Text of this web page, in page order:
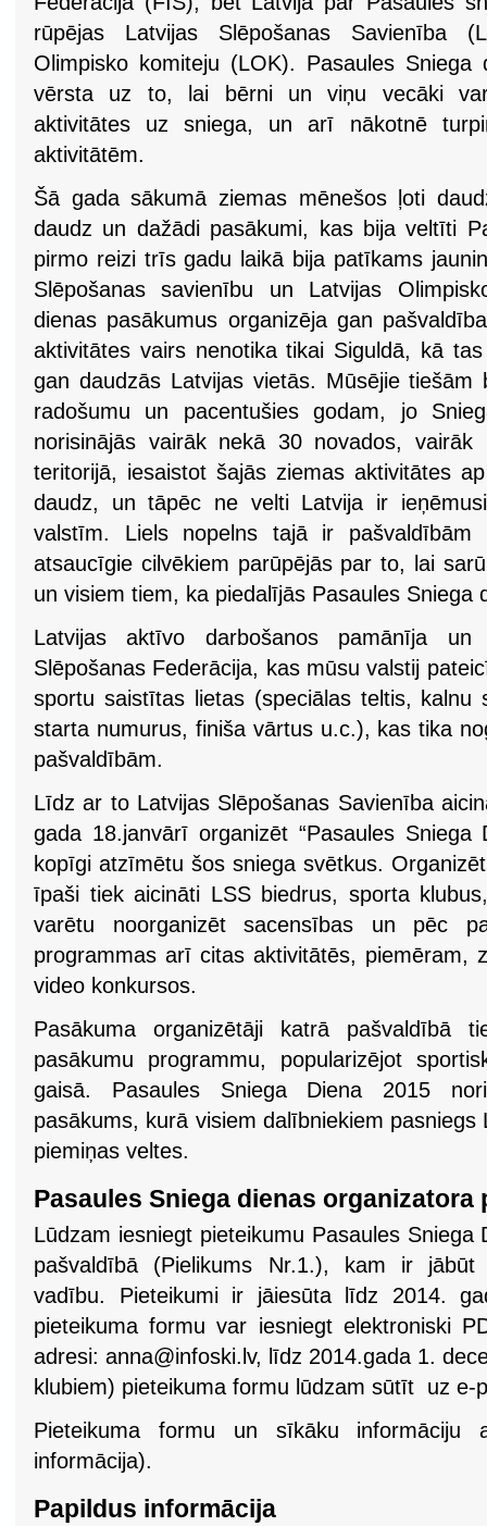
rūpējas Latvijas Slēpošanas Savienība
Olimpisko komiteju (LOK). Pasaules
vērsta uz to, lai bērni un viņu vecāki
aktivitātes uz sniega, un arī nākotnē
aktivitātēm.
Šā gada sākumā ziemas mēnešos ļoti
daudz un dažādi pasākumi, kas bija veltīti
pirmo reizi trīs gadu laikā bija patīkams
Slēpošanas savienību un Latvijas
dienas pasākumus organizēja gan
aktivitātes vairs nenotika tikai Siguldā, kā
gan daudzās Latvijas vietās. Mūsējie tiešām
radošumu un pacentušies godam, jo
norisinājās vairāk nekā 30 novados,
teritorijā, iesaistot šajās ziemas aktivitātes
daudz, un tāpēc ne velti Latvija ir
valstīm. Liels nopelns tajā ir
atsaucīgie cilvēkiem parūpējās par to, lai
un visiem tiem, ka piedalījās Pasaules Sniega
Latvijas aktīvo darbošanos pamānīja un
Slēpošanas Federācija, kas mūsu valstij
sportu saistītas lietas (speciālas teltis, kalnu
starta numurus, finiša vārtus u.c.), kas tika
pašvaldībām.
Līdz ar to Latvijas Slēpošanas Savienība
gada 18.janvārī organizēt “Pasaules Sniega
kopīgi atzīmētu šos sniega svētkus.
īpaši tiek aicināti LSS biedrus, sporta
varētu noorganizēt sacensības un pēc
programmas arī citas aktivitātēs, piemēram,
video konkursos.
Pasākuma organizētāji katrā pašvaldībā
pasākumu programmu, popularizējot
gaisā. Pasaules Sniega Diena 2015
pasākums, kurā visiem dalībniekiem
piemiņas veltes.
Pasaules Sniega dienas organizatora
Lūdzam iesniegt pieteikumu Pasaules
pašvaldībā (Pielikums Nr.1.), kam ir jābūt
vadību. Pieteikumi ir jāiesūta līdz 2014.
pieteikuma formu var iesniegt elektroniski
adresi: anna@infoski.lv, līdz 2014.gada 1.
klubiem) pieteikuma formu lūdzam sūtīt uz e-
Pieteikuma formu un sīkāku informāciju
informācija).
Papildus informācija